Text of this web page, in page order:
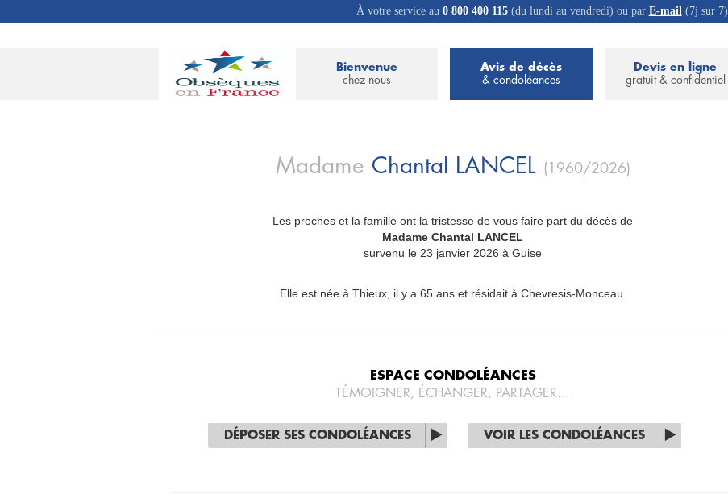
À votre service au 0 800 400 115(du lundi au vendredi) ou par E-mail(7j sur 7)
Bienvenue
chez nous
Avis de décès
& condoléances
Devis en ligne
gratuit & confidentiel
Madame Chantal LANCEL (1960/2026)
Les proches et la famille ont la tristesse de vous faire part du décès de
Madame Chantal LANCEL
survenu le 23 janvier 2026 à Guise
Elle est née à Thieux, il y a 65 ans et résidait à Chevresis-Monceau.
ESPACE CONDOLÉANCES
TÉMOIGNER, ÉCHANGER, PARTAGER…
DÉPOSER SES CONDOLÉANCES VOIR LES CONDOLÉANCES